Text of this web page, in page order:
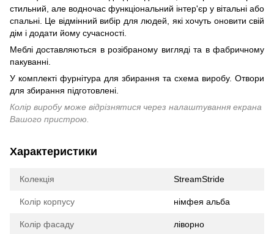
стильний, але водночас функціональний інтер'єр у вітальні або
спальні. Це відмінний вибір для людей, які хочуть оновити свій
дім і додати йому сучасності.
Меблі доставляються в розібраному вигляді та в фабричному
пакуванні.
У комплекті фурнітура для збирання та схема виробу. Отвори
для збирання підготовлені.
Колір виробу може відрізнятися через налаштування екрана
Вашого пристрою.
Характеристики
Колекція StreamStride
Колір корпусу німфея альба
Колір фасаду ліворно